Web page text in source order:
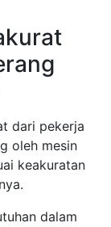
dari pekerja
oleh mesin
keakuratan
dalam